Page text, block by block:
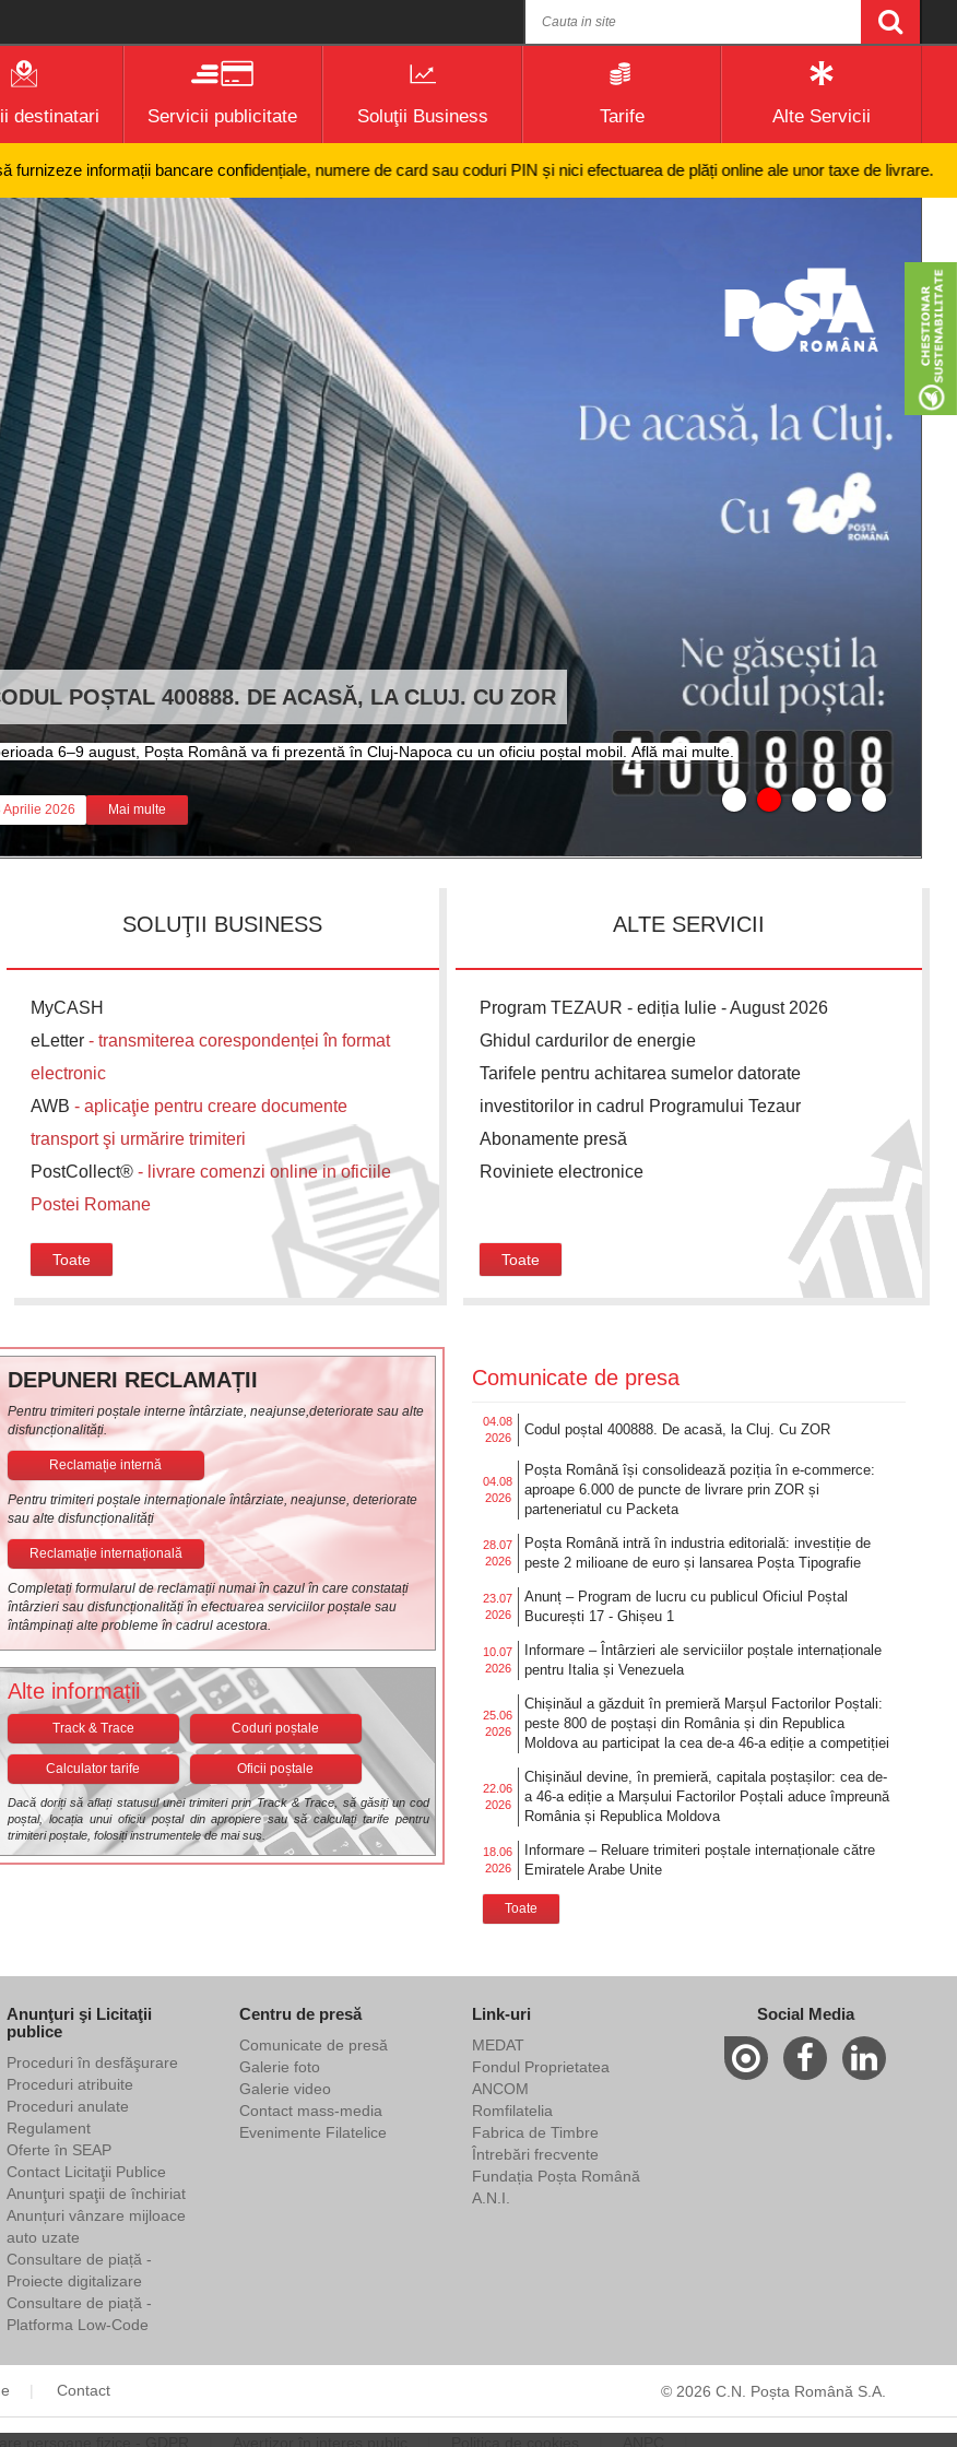
destinatari Servicii publicitate Soluţii Business Tarife Alte Servicii
informații bancare confidențiale, numere de card sau coduri PIN și nici efectuarea de plăți online ale unor taxe de livrare.
POȘTAL 400888. DE ACASĂ, LA CLUJ. CU ZOR
6–9 august, Poșta Română va fi prezentă în Cluj-Napoca cu un oficiu poștal mobil. Află mai multe.
Aprilie 2026 Mai multe
SOLUŢII BUSINESS
MyCASH
eLetter - transmiterea corespondenței în format
electronic
AWB - aplicaţie pentru creare documente
transport şi urmărire trimiteri
PostCollect® - livrare comenzi online in oficiile
Postei Romane
Toate
ALTE SERVICII
Program TEZAUR - ediția Iulie - August 2026
Ghidul cardurilor de energie
Tarifele pentru achitarea sumelor datorate
investitorilor in cadrul Programului Tezaur
Abonamente presă
Roviniete electronice
Toate
DEPUNERI RECLAMAȚII
Pentru trimiteri poștale interne întârziate, neajunse,deteriorate sau alte
disfuncționalități.
Reclamație internă
Pentru trimiteri poștale internaționale întârziate, neajunse, deteriorate
sau alte disfuncționalități
Reclamație internațională
Completați formularul de reclamații numai în cazul în care constatați
întârzieri sau disfuncționalități în efectuarea serviciilor poștale sau
întâmpinați alte probleme în cadrul acestora.
Alte informații
Track & Trace Coduri poștale
Calculator tarife Oficii poștale
Dacă doriți să aflați statusul unei trimiteri prin Track & Trace, să găsiți un cod
poștal, locația unui oficiu poștal din apropiere sau să calculați tarife pentru
trimiteri poștale, folosiți instrumentele de mai sus.
Comunicate de presa
04.08
2026
Codul poștal 400888. De acasă, la Cluj. Cu ZOR
04.08
2026
Poșta Română își consolidează poziția în e-commerce:
aproape 6.000 de puncte de livrare prin ZOR și
parteneriatul cu Packeta
28.07
2026
Poșta Română intră în industria editorială: investiție de
peste 2 milioane de euro și lansarea Poșta Tipografie
23.07
2026
Anunț – Program de lucru cu publicul Oficiul Poștal
București 17 - Ghișeu 1
10.07
2026
Informare – Întârzieri ale serviciilor poștale internaționale
pentru Italia și Venezuela
25.06
2026
Chișinăul a găzduit în premieră Marșul Factorilor Poștali:
peste 800 de poștași din România și din Republica
Moldova au participat la cea de-a 46-a ediție a competiției
22.06
2026
Chișinăul devine, în premieră, capitala poștașilor: cea de-
a 46-a ediție a Marșului Factorilor Poștali aduce împreună
România și Republica Moldova
18.06
2026
Informare – Reluare trimiteri poștale internaționale către
Emiratele Arabe Unite
Toate
Anunţuri şi Licitaţii
publice
Proceduri în desfăşurare
Proceduri atribuite
Proceduri anulate
Regulament
Oferte în SEAP
Contact Licitaţii Publice
Anunţuri spaţii de închiriat
Anunțuri vânzare mijloace
auto uzate
Consultare de piață -
Proiecte digitalizare
Consultare de piață -
Platforma Low-Code
Centru de presă
Comunicate de presă
Galerie foto
Galerie video
Contact mass-media
Evenimente Filatelice
Link-uri
MEDAT
Fondul Proprietatea
ANCOM
Romfilatelia
Fabrica de Timbre
Întrebări frecvente
Fundația Poșta Română
A.N.I.
Social Media
Contact © 2026 C.N. Poșta Română S.A.